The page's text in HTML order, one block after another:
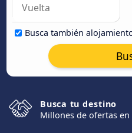
Busca también
Busca tu destino
Millones de ofertas